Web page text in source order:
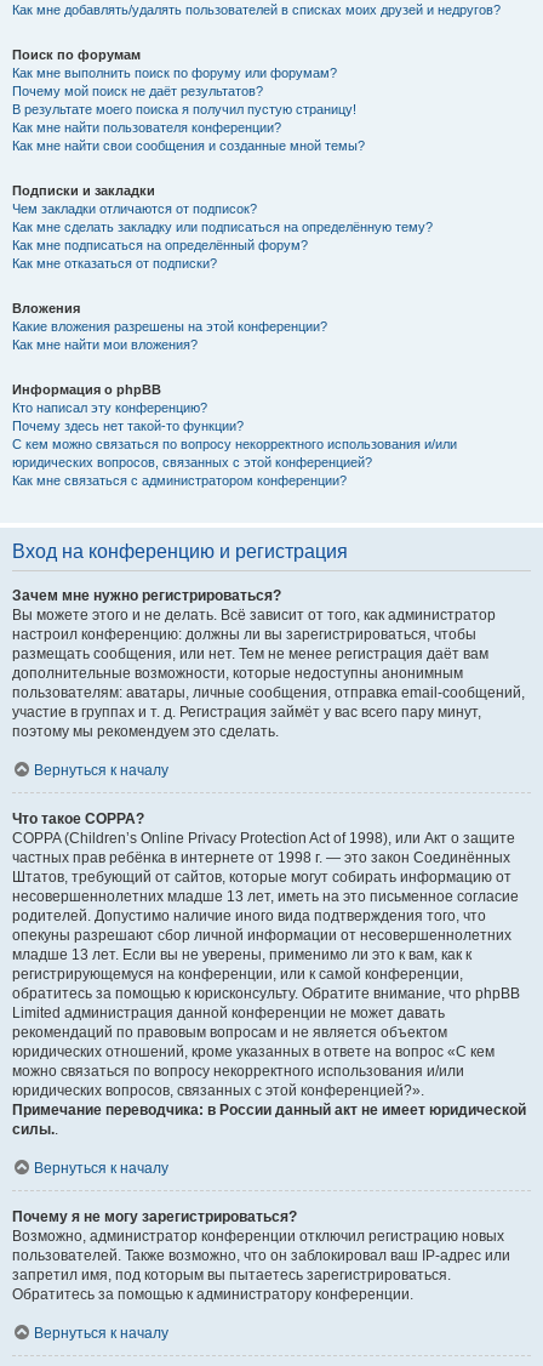
Как мне добавлять/удалять пользователей в списках моих друзей и недругов?
Поиск по форумам
Как мне выполнить поиск по форуму или форумам?
Почему мой поиск не даёт результатов?
В результате моего поиска я получил пустую страницу!
Как мне найти пользователя конференции?
Как мне найти свои сообщения и созданные мной темы?
Подписки и закладки
Чем закладки отличаются от подписок?
Как мне сделать закладку или подписаться на определённую тему?
Как мне подписаться на определённый форум?
Как мне отказаться от подписки?
Вложения
Какие вложения разрешены на этой конференции?
Как мне найти мои вложения?
Информация о phpBB
Кто написал эту конференцию?
Почему здесь нет такой-то функции?
С кем можно связаться по вопросу некорректного использования и/или
юридических вопросов, связанных с этой конференцией?
Как мне связаться с администратором конференции?
Вход на конференцию и регистрация
Зачем мне нужно регистрироваться?
Вы можете этого и не делать. Всё зависит от того, как администратор
настроил конференцию: должны ли вы зарегистрироваться, чтобы
размещать сообщения, или нет. Тем не менее регистрация даёт вам
дополнительные возможности, которые недоступны анонимным
пользователям: аватары, личные сообщения, отправка email-сообщений,
участие в группах и т. д. Регистрация займёт у вас всего пару минут,
поэтому мы рекомендуем это сделать.
Вернуться к началу
Что такое COPPA?
COPPA (Children’s Online Privacy Protection Act of 1998), или Акт о защите
частных прав ребёнка в интернете от 1998 г. — это закон Соединённых
Штатов, требующий от сайтов, которые могут собирать информацию от
несовершеннолетних младше 13 лет, иметь на это письменное согласие
родителей. Допустимо наличие иного вида подтверждения того, что
опекуны разрешают сбор личной информации от несовершеннолетних
младше 13 лет. Если вы не уверены, применимо ли это к вам, как к
регистрирующемуся на конференции, или к самой конференции,
обратитесь за помощью к юрисконсульту. Обратите внимание, что phpBB
Limited администрация данной конференции не может давать
рекомендаций по правовым вопросам и не является объектом
юридических отношений, кроме указанных в ответе на вопрос «С кем
можно связаться по вопросу некорректного использования и/или
юридических вопросов, связанных с этой конференцией?».
Примечание переводчика: в России данный акт не имеет юридической
силы..
Вернуться к началу
Почему я не могу зарегистрироваться?
Возможно, администратор конференции отключил регистрацию новых
пользователей. Также возможно, что он заблокировал ваш IP-адрес или
запретил имя, под которым вы пытаетесь зарегистрироваться.
Обратитесь за помощью к администратору конференции.
Вернуться к началу